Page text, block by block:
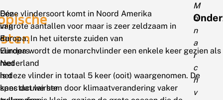
Eén
van
de
vlinders
met
het
spectaculairste
Deze vlindersoort komt in Noord Amerika
in grote aantallen voor maar is zeer zeldzaam in
Europa. In het uiterste zuiden van
Europa wordt de monarchvlinder een enkele keer gezien
Nederland
is deze vlinder in totaal 5 keer (ooit) waargenomen. De
kans dat we hem door klimaatverandering vaker
M
o
n
a
r
c
h
v